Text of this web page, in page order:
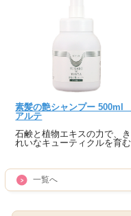
素髪の艶シャンプー 500ml
アルテ
石鹸と植物エキスの力で、き
れいなキューティクルを育む
一覧へ